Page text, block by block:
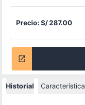
Precio:S/ 287.00
Historial